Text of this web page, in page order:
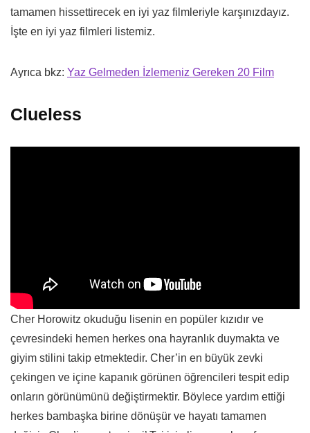
tamamen hissettirecek en iyi yaz filmleriyle karşınızdayız.
İşte en iyi yaz filmleri listemiz.
Ayrıca bkz: Yaz Gelmeden İzlemeniz Gereken 20 Film
Clueless
Cher Horowitz okuduğu lisenin en popüler kızıdır ve
çevresindeki hemen herkes ona hayranlık duymakta ve
giyim stilini takip etmektedir. Cher’in en büyük zevki
çekingen ve içine kapanık görünen öğrencileri tespit edip
onların görünümünü değiştirmektir. Böylece yardım ettiği
herkes bambaşka birine dönüşür ve hayatı tamamen